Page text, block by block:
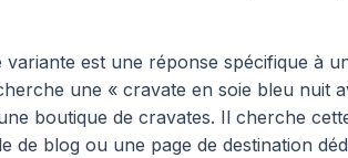
est une réponse spécifique à
une « cravate en soie bleu nuit
boutique de cravates. Il cherche
de blog ou une page de destination